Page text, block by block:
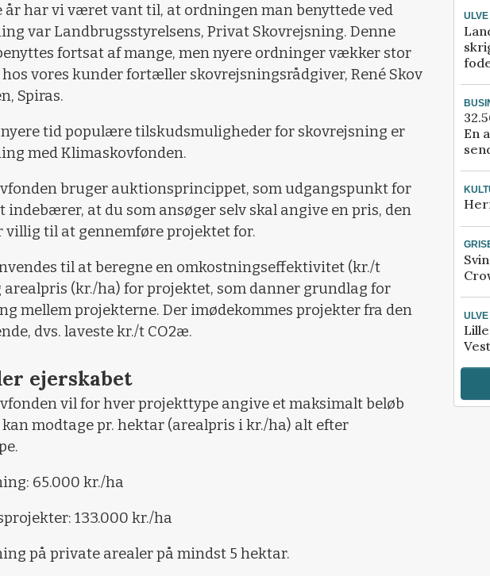
år har vi været vant til, at ordningen man benyttede ved
var Landbrugsstyrelsens, Privat Skovrejsning. Denne
fortsat af mange, men nyere ordninger vækker stor
vores kunder fortæller skovrejsningsrådgiver, René Skov
Spiras.
nyere tid populære tilskudsmuligheder for skovrejsning er
med Klimaskovfonden.
bruger auktionsprincippet, som udgangspunkt for
indebærer, at du som ansøger selv skal angive en pris, den
villig til at gennemføre projektet for.
til at beregne en omkostningseffektivitet (kr./t
arealpris (kr./ha) for projektet, som danner grundlag for
mellem projekterne. Der imødekommes projekter fra den
dvs. laveste kr./t CO2æ.
ejerskabet
vil for hver projekttype angive et maksimalt beløb
kan modtage pr. hektar (arealpris i kr./ha) alt efter
65.000 kr./ha
133.000 kr./ha
på private arealer på mindst 5 hektar.
ULVE
En
ULVE